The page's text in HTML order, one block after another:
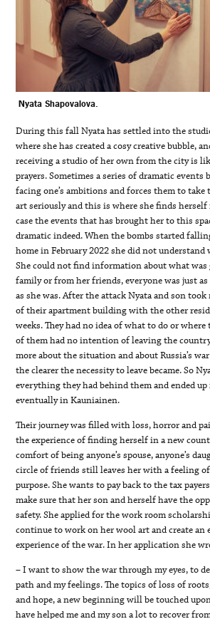
Nyata Shapovalova.
During this fall Nyata has settled into the
where she has created a cosy creative bubble,
receiving a studio of her own from the city is
prayers. Sometimes a series of dramatic events
facing one’s ambitions and forces them to
art seriously and this is where she finds
case the events that has brought her to this
dramatic indeed. When the bombs started
home in February 2022 she did not understand
She could not find information about what
family or from her friends, everyone was just
as she was. After the attack Nyata and son
of their apartment building with the other
weeks. They had no idea of what to do or
of them had no intention of leaving the
more about the situation and about Russia’s
the clearer the necessity to leave became. So
everything they had behind them and ended
eventually in Kauniainen.
Their journey was filled with loss, horror and
the experience of finding herself in a new
comfort of being anyone’s spouse, anyone’s
circle of friends still leaves her with a feeling
purpose. She wants to pay back to the tax
make sure that her son and herself have the
safety. She applied for the work room
continue to work on her wool art and create
experience of the war. In her application she
– I want to show the war through my eyes, to
path and my feelings. The topics of loss of
and hope, a new beginning will be touched
have helped me and my son a lot to recover